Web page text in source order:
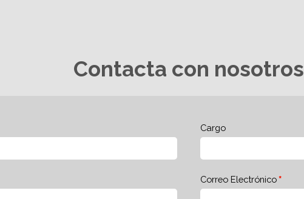
Contacta con nosotros
Cargo
Correo Electrónico